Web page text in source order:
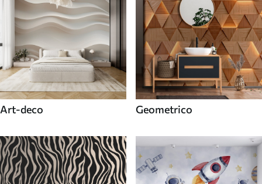
Art-deco Geometrico